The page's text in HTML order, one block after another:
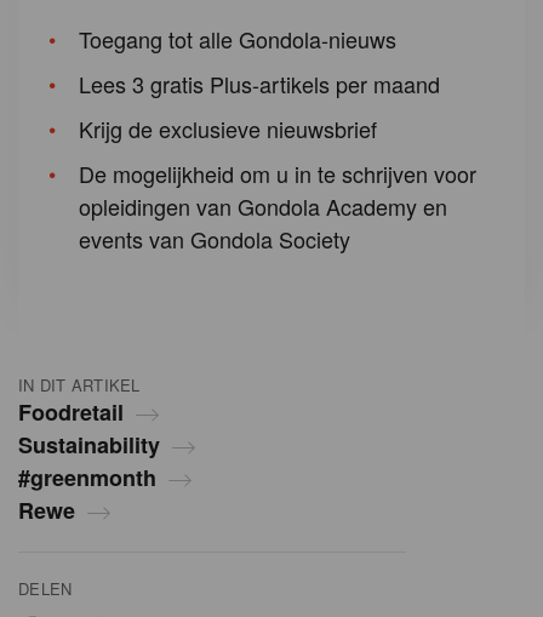
IN DIT ARTIKEL
Foodretail
Sustainability
#greenmonth
Rewe
DELEN
Toegang tot alle Gondola-nieuws
Lees 3 gratis Plus-artikels per maand
Krijg de exclusieve nieuwsbrief
De mogelijkheid om u in te schrijven voor
opleidingen van Gondola Academy en
events van Gondola Society